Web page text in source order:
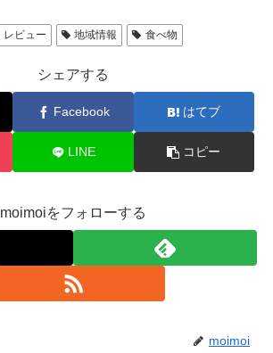
レビュー 地域情報 食べ物
シェアする
Facebook はてブ
LINE コピー
moimoiをフォローする
moimoi